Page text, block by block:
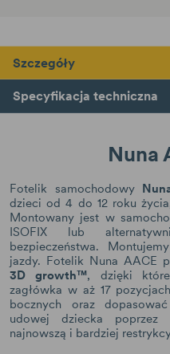
Szczegóły
Specyfikacja techniczna
Nuna
Fotelik samochodowy
dzieci od 4 do 12 roku
Montowany jest w
ISOFIX lub
bezpieczeństwa.
jazdy. Fotelik Nuna AACE
3D growth™, dzięki
zagłówka w aż 17
bocznych oraz
udowej dziecka poprzez
najnowszą i bardziej